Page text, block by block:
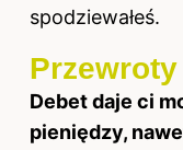
spodziewałeś.
Debet daje ci
pieniędzy,